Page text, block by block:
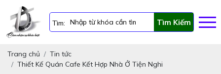
Tìm: Tìm Kiếm
Trang chủ
Tin tức
Thiết Kế Quán Cafe Kết Hợp Nhà Ở Tiện Nghi